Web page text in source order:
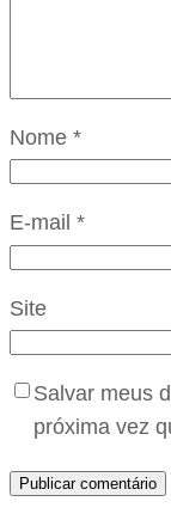
Nome *
E-mail *
Site
Salvar meus
próxima vez